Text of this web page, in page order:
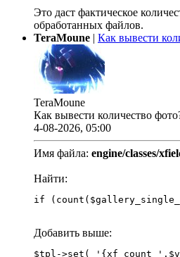
Это даст фактическое
обработанных файлов.
TeraMoune | Как вывести
TeraMoune
Как вывести количество
4-08-2026, 05:00
Имя файла: engine/classes/
Найти:
if
Добавить выше: